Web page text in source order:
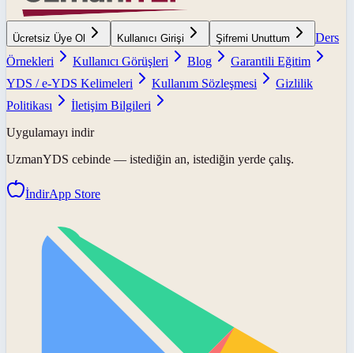
Ücretsiz Üye Ol Kullanıcı Girişi Şifremi Unuttum
Ders
Örnekleri
Kullanıcı Görüşleri Blog
Garantili Eğitim
YDS / e-YDS Kelimeleri
Kullanım Sözleşmesi
Gizlilik
Politikası
İletişim Bilgileri
Uygulamayı indir
UzmanYDS cebinde — istediğin an, istediğin yerde çalış.
İndirApp Store